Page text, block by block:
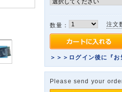
数量： 注文
＞＞＞ログイン後に『
Please send your